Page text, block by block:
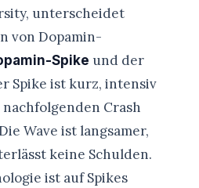
unterscheidet
von Dopamin-
Spike und der
Spike ist kurz, intensiv
Crash
Wave ist langsamer,
keine Schulden.
ist auf Spikes